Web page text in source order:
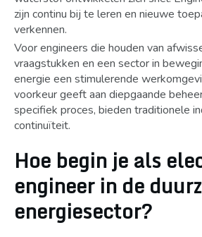
zijn continu bij te leren en nieuwe
verkennen.
Voor engineers die houden van
vraagstukken en een sector in
energie een stimulerende
voorkeur geeft aan diepgaande
specifiek proces, bieden traditionele
continuïteit.
Hoe begin je als
engineer in de
energiesector?